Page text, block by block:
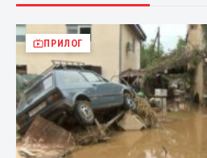
ПРИЛОГ